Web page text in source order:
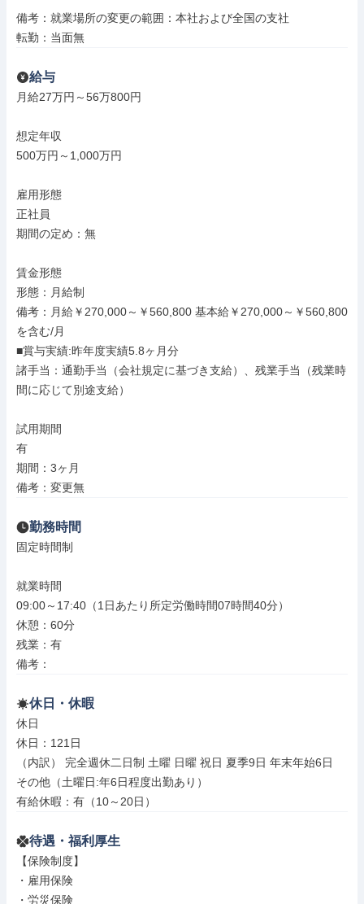
備考：就業場所の変更の範囲：本社および全国の支社
転勤：当面無
給与
月給27万円～56万800円
想定年収
500万円～1,000万円
雇用形態
正社員
期間の定め：無
賃金形態
形態：月給制
備考：月給￥270,000～￥560,800 基本給￥270,000～￥560,800
を含む/月
■賞与実績:昨年度実績5.8ヶ月分
諸手当：通勤手当（会社規定に基づき支給）、残業手当（残業時
間に応じて別途支給）
試用期間
有
期間：3ヶ月
備考：変更無
勤務時間
固定時間制
就業時間
09:00～17:40（1日あたり所定労働時間07時間40分）
休憩：60分
残業：有
備考：
休日・休暇
休日
休日：121日
（内訳） 完全週休二日制 土曜 日曜 祝日 夏季9日 年末年始6日
その他（土曜日:年6日程度出勤あり）
有給休暇：有（10～20日）
待遇・福利厚生
【保険制度】
・雇用保険
・労災保険